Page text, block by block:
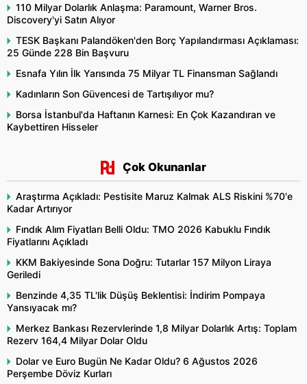
110 Milyar Dolarlık Anlaşma: Paramount, Warner Bros.
Discovery'yi Satın Alıyor
TESK Başkanı Palandöken'den Borç Yapılandırması Açıklaması:
25 Günde 228 Bin Başvuru
Esnafa Yılın İlk Yarısında 75 Milyar TL Finansman Sağlandı
Kadınların Son Güvencesi de Tartışılıyor mu?
Borsa İstanbul'da Haftanın Karnesi: En Çok Kazandıran ve
Kaybettiren Hisseler
Çok Okunanlar
Araştırma Açıkladı: Pestisite Maruz Kalmak ALS Riskini %70'e
Kadar Artırıyor
Fındık Alım Fiyatları Belli Oldu: TMO 2026 Kabuklu Fındık
Fiyatlarını Açıkladı
KKM Bakiyesinde Sona Doğru: Tutarlar 157 Milyon Liraya
Geriledi
Benzinde 4,35 TL'lik Düşüş Beklentisi: İndirim Pompaya
Yansıyacak mı?
Merkez Bankası Rezervlerinde 1,8 Milyar Dolarlık Artış: Toplam
Rezerv 164,4 Milyar Dolar Oldu
Dolar ve Euro Bugün Ne Kadar Oldu? 6 Ağustos 2026
Perşembe Döviz Kurları